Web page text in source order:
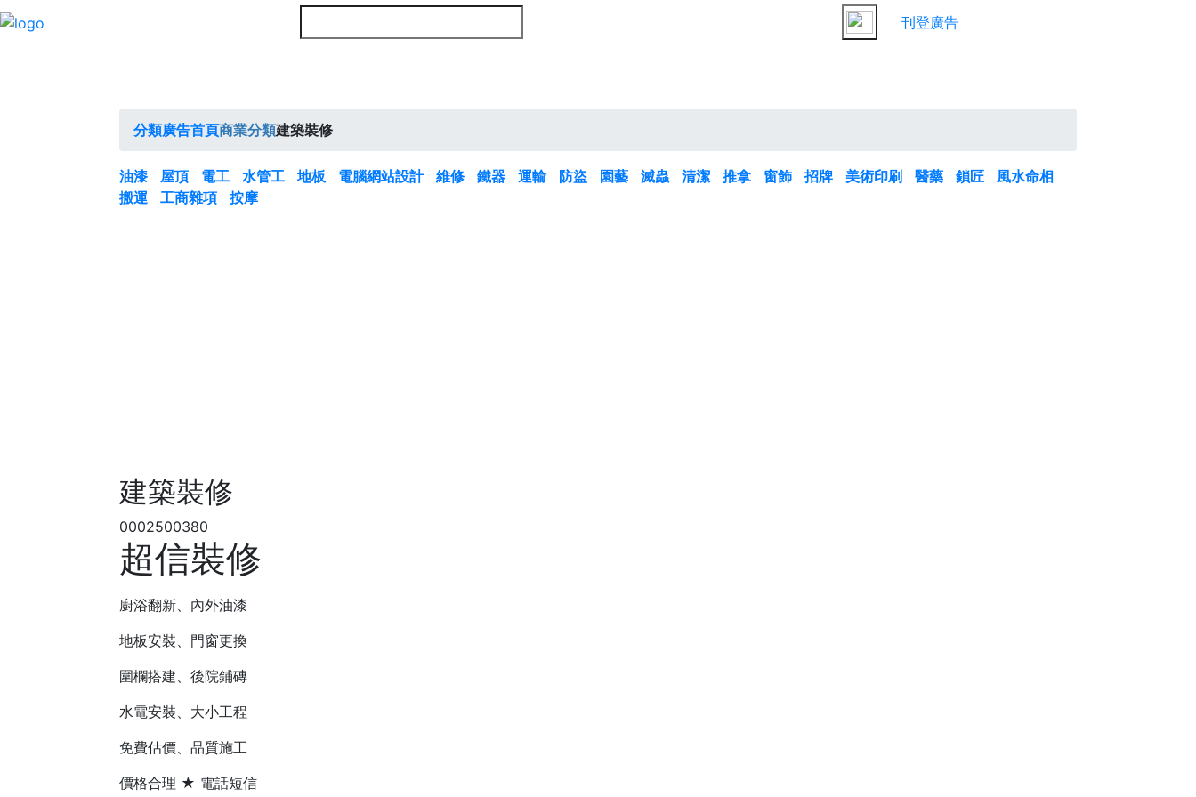
刊登廣告
分類廣告首頁商業分類建築裝修
油漆 屋頂 電工 水管工 地板 電腦網站設計 維修 鐵器 運輸 防盜 園藝 滅蟲 清潔 推拿 窗飾 招牌 美術印刷 醫藥 鎖匠
風水命相
搬運
工商雜項 按摩
建築裝修
0002500380
超信裝修
廚浴翻新、內外油漆
地板安裝、門窗更換
圍欄搭建、後院鋪磚
水電安裝、大小工程
免費估價、品質施工
價格合理 ★ 電話短信